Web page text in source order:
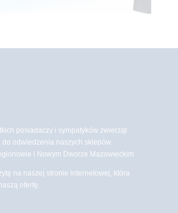
posiadaczy i sympatyków zwierząt
do odwiedzenia naszych sklepów
i Nowym Dworze Mazowieckim
na naszej stronie internetowej, która
ofertę.